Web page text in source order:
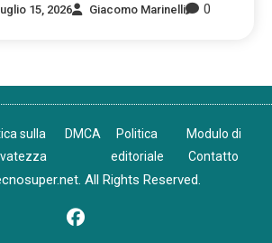
15, 2026 Giacomo Marinelli 0
sulla
DMCA
Politica
editoriale
Modulo di
Contatto
All Rights Reserved.